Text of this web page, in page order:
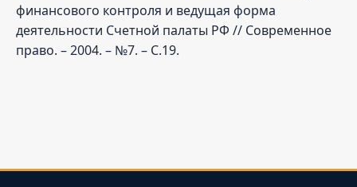
финансового контроля и ведущая форма
деятельности Счетной палаты РФ // Современное
право. – 2004. – №7. – С.19.